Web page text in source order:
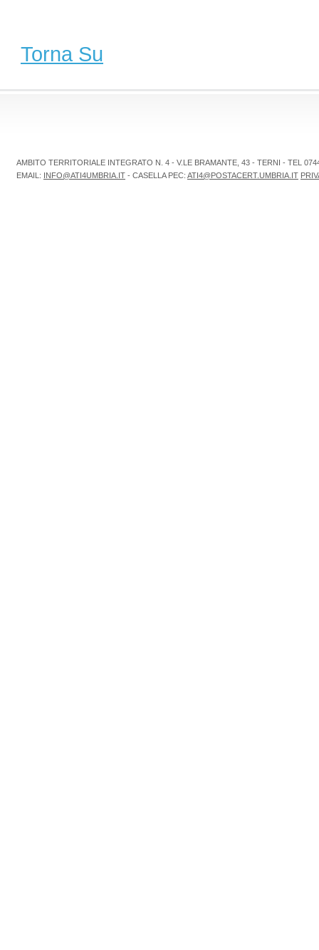
Torna Su
AMBITO TERRITORIALE INTEGRATO N. 4 - V.LE BRAMANTE, 43 - TERNI - TEL
EMAIL: INFO@ATI4UMBRIA.IT - CASELLA PEC: ATI4@POSTACERT.UMBRIA.IT